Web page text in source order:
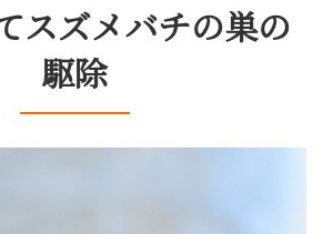
スズメバチの巣の
駆除